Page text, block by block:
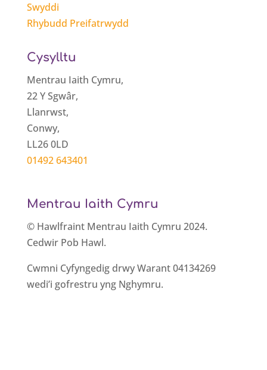
Swyddi
Rhybudd Preifatrwydd
Cysylltu
Mentrau Iaith Cymru,
22 Y Sgwâr,
Llanrwst,
Conwy,
LL26 0LD
01492 643401
Mentrau Iaith Cymru
© Hawlfraint Mentrau Iaith Cymru 2024.
Cedwir Pob Hawl.
Cwmni Cyfyngedig drwy Warant 04134269
wedi’i gofrestru yng Nghymru.